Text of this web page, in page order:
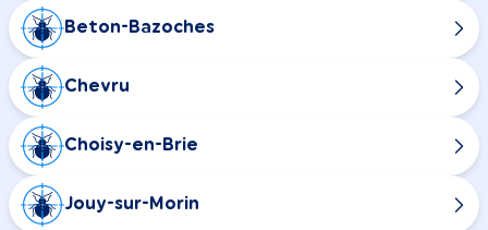
Beton-Bazoches
Chevru
Choisy-en-Brie
Jouy-sur-Morin